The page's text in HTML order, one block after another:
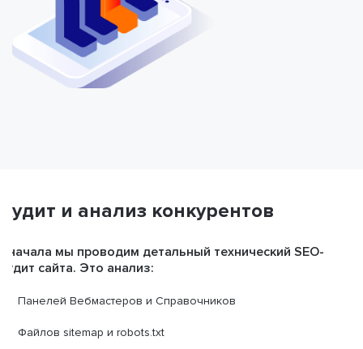
Аудит и анализ конкурентов
Сначала мы проводим детальный технический SEO-
аудит сайта. Это анализ:
Панелей Вебмастеров и Справочников
Файлов sitemap и robots.txt